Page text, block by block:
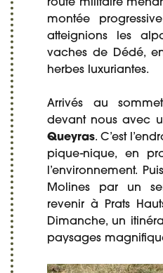
route militaire
montée
atteignions les
vaches de Dédé,
herbes luxuriantes.
Arrivés au
devant nous avec
Queyras. C’est
pique-nique, en
l’environnement.
Molines par un
revenir à Prats
Dimanche, un
paysages